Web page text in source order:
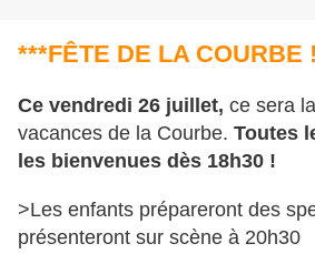
***FÊTE DE LA COURBE
Ce vendredi 26 juillet, ce sera
vacances de la Courbe. Toutes
les bienvenues dès 18h30 !
>Les enfants prépareront des
présenteront sur scène à 20h30